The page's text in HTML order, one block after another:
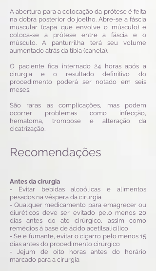
A abertura para a colocação da prótese é feita
na dobra posterior do joelho. Abre-se a fáscia
muscular (capa que envolve o músculo) e
coloca-se a prótese entre a fáscia e o
músculo. A panturrilha terá seu volume
aumentado atrás da tíbia (canela).
O paciente fica internado 24 horas após a
cirurgia e o resultado definitivo do
procedimento poderá ser notado em seis
meses.
São raras as complicações, mas podem
ocorrer problemas como infecção,
hematoma, trombose e alteração da
cicatrização.
Recomendações
Antes da cirurgia
- Evitar bebidas alcoólicas e alimentos
pesados na véspera da cirurgia
- Qualquer medicamento para emagrecer ou
diuréticos deve ser evitado pelo menos 20
dias antes do ato cirúrgico, assim como
remédios à base de ácido acetilsalicílico
- Se é fumante, evitar o cigarro pelo menos 15
dias antes do procedimento cirúrgico
- Jejum de oito horas antes do horário
marcado para a cirurgia